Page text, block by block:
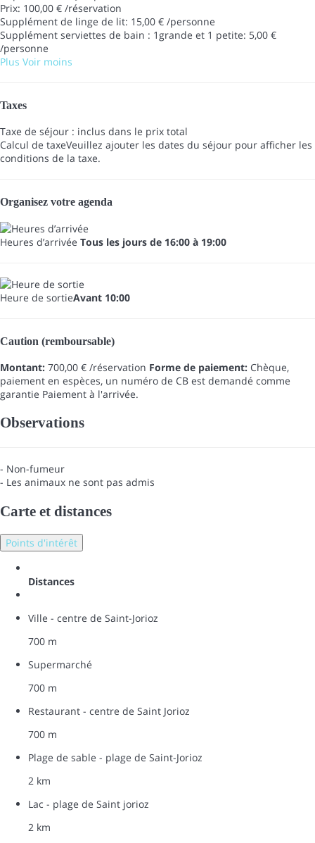
Prix: 100,00 € /réservation
Supplément de linge de lit: 15,00 € /personne
Supplément serviettes de bain : 1grande et 1 petite: 5,00 €
/personne
Plus Voir moins
Taxes
Taxe de séjour : inclus dans le prix total
Calcul de taxeVeuillez ajouter les dates du séjour pour afficher les
conditions de la taxe.
Organisez votre agenda
Heures d’arrivée Tous les jours de 16:00 à 19:00
Heure de sortieAvant 10:00
Caution (remboursable)
Montant: 700,00 € /réservation Forme de paiement: Chèque,
paiement en espèces, un numéro de CB est demandé comme
garantie Paiement à l'arrivée.
Observations
- Non-fumeur
- Les animaux ne sont pas admis
Carte et distances
Points d'intérêt
Distances
Ville - centre de Saint-Jorioz
700 m
Supermarché
700 m
Restaurant - centre de Saint Jorioz
700 m
Plage de sable - plage de Saint-Jorioz
2 km
Lac - plage de Saint jorioz
2 km